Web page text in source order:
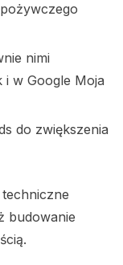
nimi
w Google Moja
do zwiększenia
budowanie